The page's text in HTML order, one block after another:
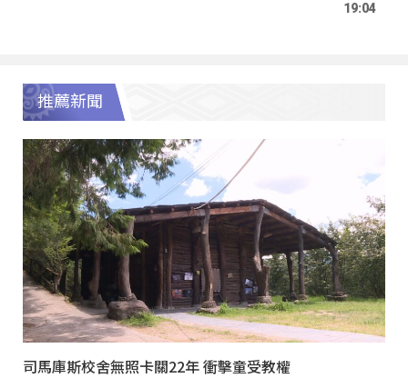
19:04
推薦新聞
司馬庫斯校舍無照卡關22年 衝擊童受教權